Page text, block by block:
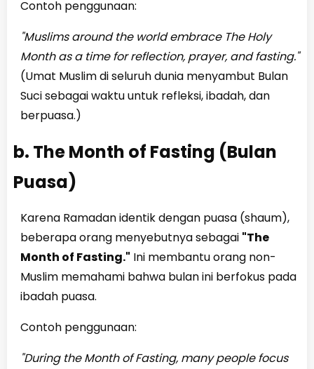
Contoh penggunaan:
"Muslims around the world embrace The Holy
Month as a time for reflection, prayer, and fasting."
(Umat Muslim di seluruh dunia menyambut Bulan
Suci sebagai waktu untuk refleksi, ibadah, dan
berpuasa.)
b. The Month of Fasting (Bulan
Puasa)
Karena Ramadan identik dengan puasa (shaum),
beberapa orang menyebutnya sebagai "The
Month of Fasting." Ini membantu orang non-
Muslim memahami bahwa bulan ini berfokus pada
ibadah puasa.
Contoh penggunaan:
"During the Month of Fasting, many people focus